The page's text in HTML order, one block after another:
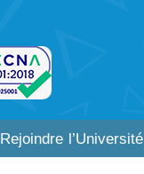
Rejoindre l’Université